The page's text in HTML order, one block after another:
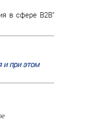
в сфере В2В"
и при этом